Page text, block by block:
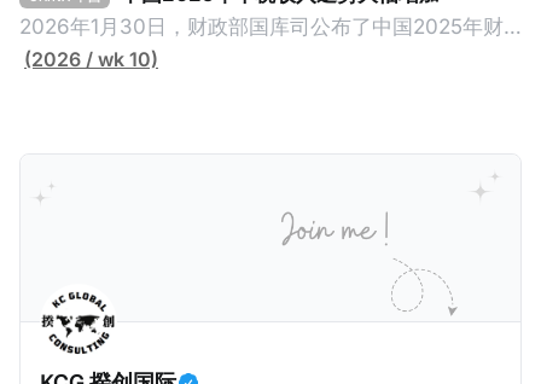
长时间，因此我们只想借此新闻探讨一个有趣的问题：
明明是税务审计，为什么是国家审计署而不是税务总局
计署查出来的，以及它与税务局的分工。
有权威性。此案例最有价值的地方，就是在于税局对一
个已经取得香港永居身份7年，而且没有在内地居住超
一般来说，只要持有香港永居，那么即便税务内地税务
居民，也是属于无住所税务居民，仅来源于内地的所得
缴纳内地个人所得税。我们一起深入看看这个案例。
信息不准确，以下五点都是摘自原文，没有任何修改。
* 王先生持有内地（北京）户籍和身份证，并于2018年
取得了香港永久性居民身份。王先生在北京拥有一家合
2026年1月30日，财政部国库司公布了中国2025年财
政收支情况。去年全国一般公共预算收入21.6万亿元，
是所有税种之冠：个人所得税。 2025年个人所得税的
收入为1.62万亿元，比前年大幅增长11.5%，增加税收
约1700亿元。根据揆创的合理推测，个人所得税大幅增
加的原因主要是中国税局自2025年始对个人境外所得征
税，因此多了一笔较大税收。 虽然预计税局在2026年
将会继续对境外所得征税，但毕竟不再是一笔新增收
入，这是否意味着个人所得税的增长是否到顶了呢？揆
(2026 / wk 10)